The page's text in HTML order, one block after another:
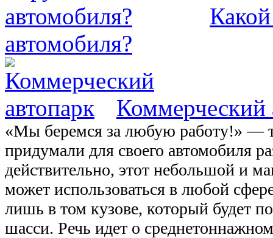
автомобиля?
Коммерческий
«Мы беремся за любую работу!» —
придумали для своего автомобиля
действительно, этот небольшой и
может использоваться в любой
лишь в том кузове, который будет
шасси. Речь идет о